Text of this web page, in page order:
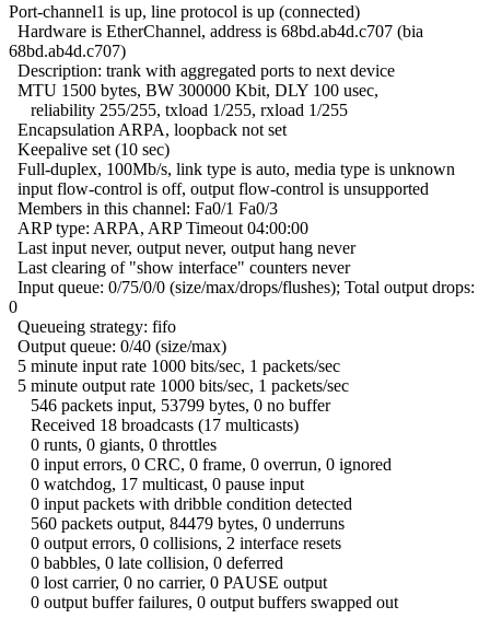
Port-channel1 is up, line protocol is up (connected)
Hardware is EtherChannel, address is 68bd.ab4d.c707 (bia
68bd.ab4d.c707)
Description: trank with aggregated ports to next device
MTU 1500 bytes, BW 300000 Kbit, DLY 100 usec,
reliability 255/255, txload 1/255, rxload 1/255
Encapsulation ARPA, loopback not set
Keepalive set (10 sec)
Full-duplex, 100Mb/s, link type is auto, media type is unknown
input flow-control is off, output flow-control is unsupported
Members in this channel: Fa0/1 Fa0/3
ARP type: ARPA, ARP Timeout 04:00:00
Last input never, output never, output hang never
Last clearing of "show interface" counters never
Input queue: 0/75/0/0 (size/max/drops/flushes); Total output drops:
0
Queueing strategy: fifo
Output queue: 0/40 (size/max)
5 minute input rate 1000 bits/sec, 1 packets/sec
5 minute output rate 1000 bits/sec, 1 packets/sec
546 packets input, 53799 bytes, 0 no buffer
Received 18 broadcasts (17 multicasts)
0 runts, 0 giants, 0 throttles
0 input errors, 0 CRC, 0 frame, 0 overrun, 0 ignored
0 watchdog, 17 multicast, 0 pause input
0 input packets with dribble condition detected
560 packets output, 84479 bytes, 0 underruns
0 output errors, 0 collisions, 2 interface resets
0 babbles, 0 late collision, 0 deferred
0 lost carrier, 0 no carrier, 0 PAUSE output
0 output buffer failures, 0 output buffers swapped out